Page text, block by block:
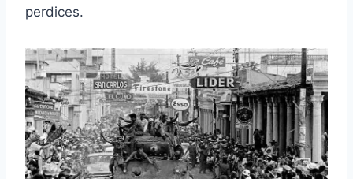
perdices.